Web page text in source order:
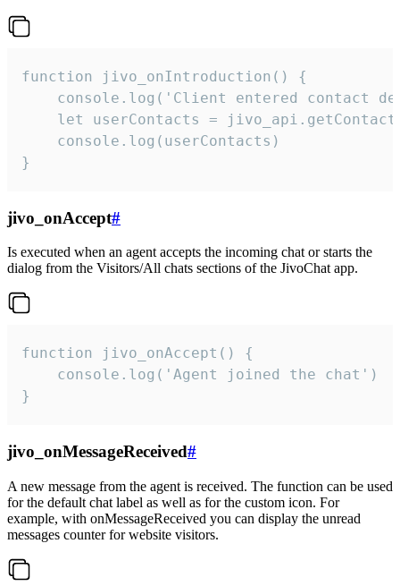
function jivo_onIntroduction() {
console.log('Client entered contact
let userContacts =
    console.log(userContacts)
}
jivo_onAccept#
Is executed when an agent accepts the incoming chat or starts the
dialog from the Visitors/All chats sections of the JivoChat app.
function jivo_onAccept() {
}
jivo_onMessageReceived#
A new message from the agent is received. The function can be used
for the default chat label as well as for the custom icon. For
example, with onMessageReceived you can display the unread
messages counter for website visitors.